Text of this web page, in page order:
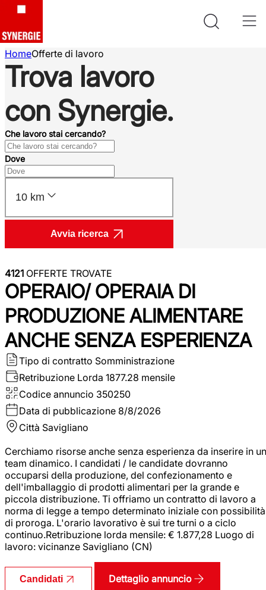
HomeOfferte di lavoro
Trova lavoro
con Synergie.
Che lavoro stai cercando?
Dove
10 km
Avvia ricerca
4121 OFFERTE TROVATE
OPERAIO/ OPERAIA DI
PRODUZIONE ALIMENTARE
ANCHE SENZA ESPERIENZA
Tipo di contratto Somministrazione
Retribuzione Lorda 1877.28 mensile
Codice annuncio 350250
Data di pubblicazione 8/8/2026
Città Savigliano
Cerchiamo risorse anche senza esperienza da inserire in un
team dinamico. I candidati / le candidate dovranno
occuparsi della produzione, del confezionamento e
dell'imballaggio di prodotti alimentari per la grande e
piccola distribuzione. Ti offriamo un contratto di lavoro a
norma di legge a tempo determinato iniziale con possibilità
di proroga. L'orario lavorativo è sui tre turni o a ciclo
continuo.Retribuzione lorda mensile: € 1.877,28 Luogo di
lavoro: vicinanze Savigliano (CN)
Candidati Dettaglio annuncio